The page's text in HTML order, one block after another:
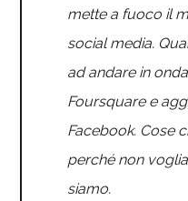
mette a fuoco il
social media.
ad andare in
Foursquare e
Facebook. Cose
perché non
siamo.